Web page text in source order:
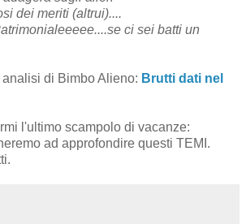
dei meriti (altrui)....
ci sei batti un
analisi di Bimbo Alieno: Brutti dati nel
l'ultimo scampolo di vacanze:
ad approfondire questi TEMI.